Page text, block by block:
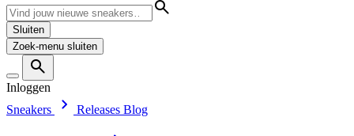
Sluiten
Zoek-menu sluiten
Inloggen
Sneakers
Releases Blog